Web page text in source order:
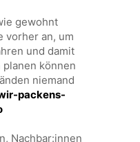
gewohnt
vorher an, um
und damit
können
niemand
packens-
Nachbar:innen